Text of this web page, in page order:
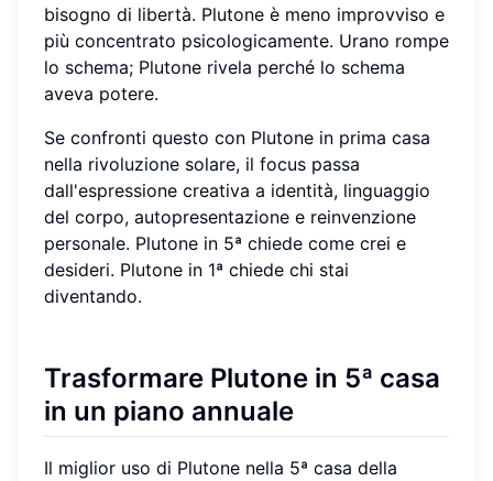
bisogno di libertà. Plutone è meno improvviso e
più concentrato psicologicamente. Urano rompe
lo schema; Plutone rivela perché lo schema
aveva potere.
Se confronti questo con Plutone in prima casa
nella rivoluzione solare, il focus passa
dall'espressione creativa a identità, linguaggio
del corpo, autopresentazione e reinvenzione
personale. Plutone in 5ª chiede come crei e
desideri. Plutone in 1ª chiede chi stai
diventando.
Trasformare Plutone in 5ª casa
in un piano annuale
Il miglior uso di Plutone nella 5ª casa della